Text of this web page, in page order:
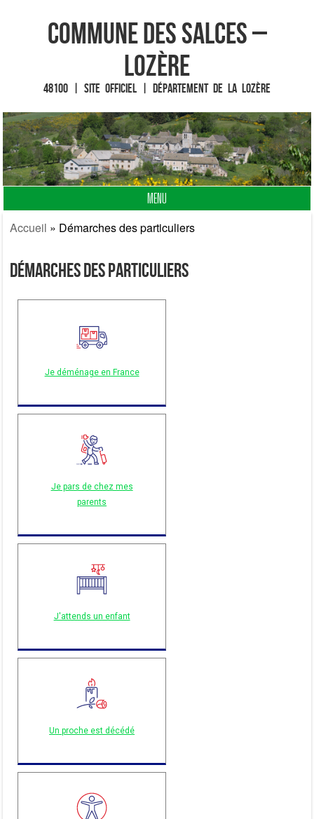
Commune des Salces –
Lozère
48100 | Site officiel | Département de la Lozère
MENU
Fin du contenu
Accueil » Démarches des particuliers
Démarches des particuliers
Je déménage en France
Je pars de chez mes
parents
J'attends un enfant
Un proche est décédé